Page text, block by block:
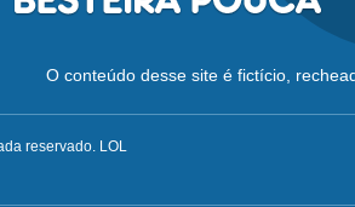
O conteúdo desse site é fictício,
reservado. LOL